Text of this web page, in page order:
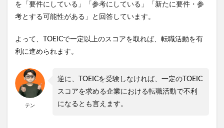
を「要件にしている」「参考にしている」「新たに要件・参
考とする可能性がある」と回答しています。
よって、TOEICで一定以上のスコアを取れば、転職活動を有
利に進められます。
テン
逆に、TOEICを受験しなければ、一定のTOEIC
スコアを求める企業における転職活動で不利
になるとも言えます。